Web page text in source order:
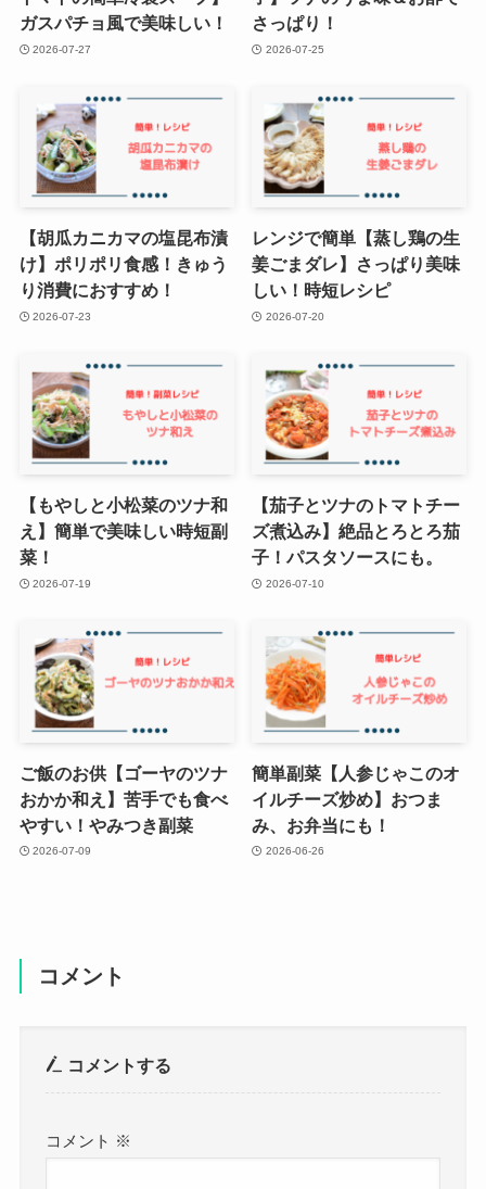
ガスパチョ風で美味しい！
2026-07-27
さっぱり！
2026-07-25
【胡瓜カニカマの塩昆布漬
け】ポリポリ食感！きゅう
り消費におすすめ！
2026-07-23
レンジで簡単【蒸し鶏の生
姜ごまダレ】さっぱり美味
しい！時短レシピ
2026-07-20
【もやしと小松菜のツナ和
え】簡単で美味しい時短副
菜！
2026-07-19
【茄子とツナのトマトチー
ズ煮込み】絶品とろとろ茄
子！パスタソースにも。
2026-07-10
ご飯のお供【ゴーヤのツナ
おかか和え】苦手でも食べ
やすい！やみつき副菜
2026-07-09
簡単副菜【人参じゃこのオ
イルチーズ炒め】おつま
み、お弁当にも！
2026-06-26
コメント
コメントする
コメント ※